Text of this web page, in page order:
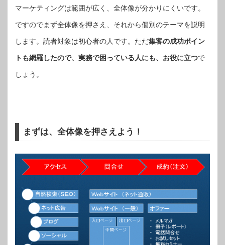
マーケティングは範囲が広く、全体像が分かりにくいです。
ですのでまず全体像を押さえ、それから個別のテーマを説明
します。読者対象は初心者の人です。ただ集客の成功ポイン
トも網羅したので、実務で困っている人にも、お役に立つで
しょう。
まずは、全体像を押さえよう！